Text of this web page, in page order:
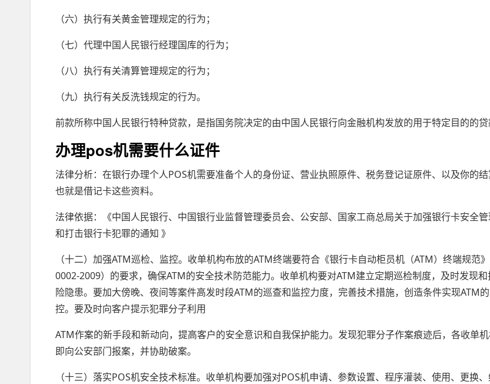
（六）执行有关黄金管理规定的行为；
（七）代理中国人民银行经理国库的行为；
（八）执行有关清算管理规定的行为；
（九）执行有关反洗钱规定的行为。
前款所称中国人民银行特种贷款，是指国务院决定的由中国人民银行向金融机构发放的用于特定目的的贷
办理pos机需要什么证件
法律分析：在银行办理个人POS机需要准备个人的身份证、营业执照原件、税务登记证原件、以及你的结
也就是借记卡这些资料。
法律依据：《中国人民银行、中国银行业监督管理委员会、公安部、国家工商总局关于加强银行卡安全
和打击银行卡犯罪的通知 》
（十二）加强ATM巡检、监控。收单机构布放的ATM终端要符合《银行卡自动柜员机（ATM）终端规范
0002-2009）的要求，确保ATM的安全技术防范能力。收单机构要对ATM建立定期巡检制度，及时发现
险隐患。要加大傍晚、夜间等案件高发时段ATM的巡查和监控力度，完善技术措施，创造条件实现ATM
控。要及时向客户提示犯罪分子利用
ATM作案的新手段和新动向，提高客户的安全意识和自我保护能力。发现犯罪分子作案痕迹后，各收单
即向公安部门报案，并协助破案。
（十三）落实POS机安全技术标准。收单机构要加强对POS机申请、参数设置、程序灌装、使用、更换、